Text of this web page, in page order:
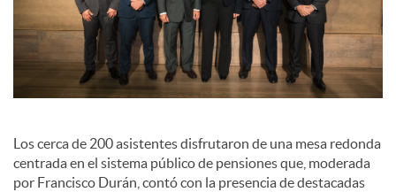
c
o
n
Los cerca de 200 asistentes disfrutaron de una mesa redonda
centrada en el sistema público de pensiones que, moderada
por Francisco Durán, contó con la presencia de destacadas